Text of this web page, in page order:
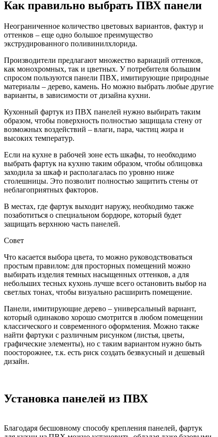
Как правильно выбрать ПВХ панели
Неограниченное количество цветовых вариантов, фактур и
оттенков – еще одно большое преимущество
экструдированного поливинилхлорида.
Производители предлагают множество вариаций оттенков,
как монохромных, так и цветных. У потребителя большим
спросом пользуются панели ПВХ, имитирующие природные
материалы – дерево, камень. Но можно выбрать любые другие
варианты, в зависимости от дизайна кухни.
Кухонный фартук из ПВХ панелей нужно выбирать таким
образом, чтобы поверхность полностью защищала стену от
возможных воздействий – влаги, пара, частиц жира и
высоких температур.
Если на кухне в рабочей зоне есть шкафы, то необходимо
выбрать фартук на кухню таким образом, чтобы облицовка
заходила за шкаф и располагалась по уровню ниже
столешницы. Это позволит полностью защитить стены от
неблагоприятных факторов.
В местах, где фартук выходит наружу, необходимо также
позаботиться о специальном бордюре, который будет
защищать верхнюю часть панелей.
Совет
Что касается выбора цвета, то можно руководствоваться
простым правилом: для просторных помещений можно
выбирать изделия темных насыщенных оттенков, а для
небольших тесных кухонь лучше всего остановить выбор на
светлых тонах, чтобы визуально расширить помещение.
Панели, имитирующие дерево – универсальный вариант,
который одинаково хорошо смотрится в любом помещении
классического и современного оформления. Можно также
найти фартуки с различным рисунком (листья, цветы,
графические элементы), но с таким вариантом нужно быть
поосторожнее, т.к. есть риск создать безвкусный и дешевый
дизайн.
Установка панелей из ПВХ
Благодаря бесшовному способу крепления панелей, фартук